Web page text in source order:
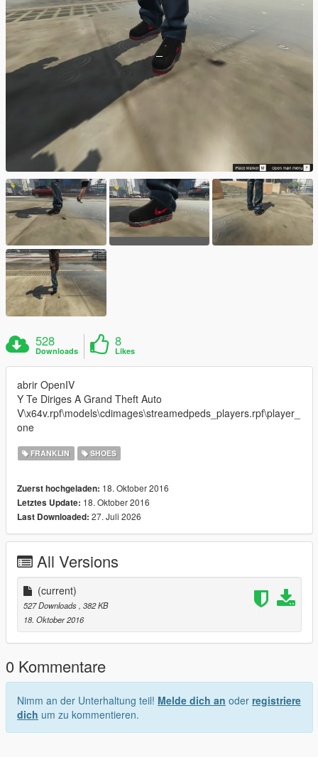
528
Downloads
8
Likes
abrir OpenIV
Y Te Diriges A Grand Theft Auto
V\x64v.rpf\models\cdimages\streamedpeds_players.rpf\player_
one
FRANKLIN SHOES
Zuerst hochgeladen: 18. Oktober 2016
Letztes Update: 18. Oktober 2016
Last Downloaded: 27. Juli 2026
All Versions
(current)
527 Downloads , 382 KB
18. Oktober 2016
0 Kommentare
Nimm an der Unterhaltung teil! Melde dich an oder registriere
dich um zu kommentieren.